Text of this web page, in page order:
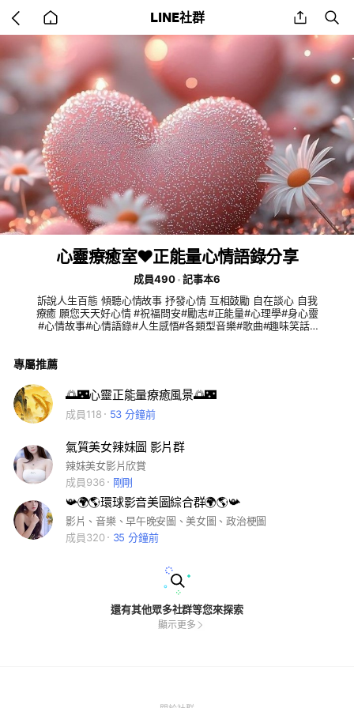
back
to
LINE社群 share
心靈療癒室❤️正能量心情語錄分享
成員490
記事本6
訴說人生百態 傾聽心情故事 抒發心情 互相鼓勵 自在談心 自我
療癒 願您天天好心情 #祝福問安#勵志#正能量#心理學#身心靈
#心情故事#心情語錄#人生感悟#各類型音樂#歌曲#趣味笑話#
專屬推薦
🌅🌃心靈正能量療癒風景🌅🌃
成員118 53 分鐘前
氣質美女辣妹圖 影片群
辣妹美女影片欣賞
成員936
剛剛
📯🌍🌎環球影音美圖綜合群🌍🌎📯
影片、音樂、早午晚安圖、美女圖、政治梗圖
成員320
35 分鐘前
還有其他眾多社群等您來探索
顯示更多